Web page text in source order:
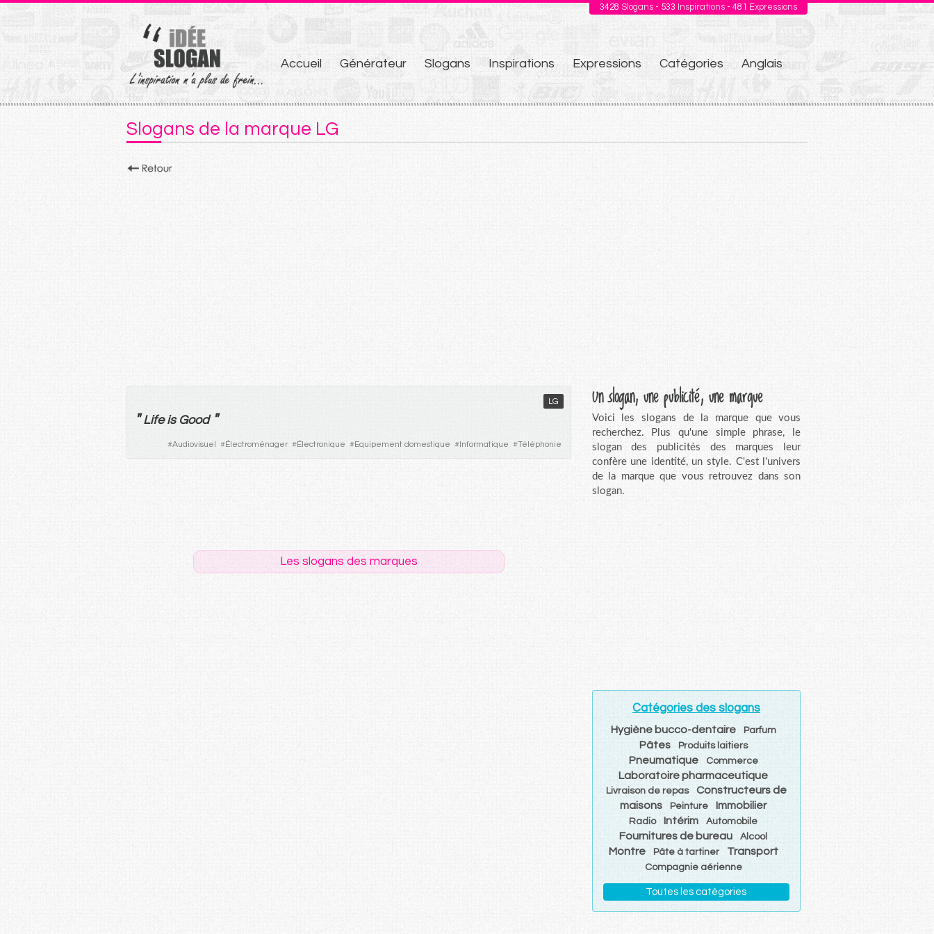
3428 Slogans - 533 Inspirations - 481 Expressions
Aller
au
contenu
Accueil Générateur Slogans Inspirations Expressions Catégories Anglais
Slogans de la marque LG
LG
"Life is Good "
#Audiovisuel #Électroménager #Électronique #Equipement domestique #Informatique #Téléphonie
Les slogans des marques
Un slogan, une publicité, une marque
Voici les slogans de la marque que vous
recherchez. Plus qu'une simple phrase, le
slogan des publicités des marques leur
confère une identité, un style. C'est l'univers
de la marque que vous retrouvez dans son
slogan.
Catégories des slogans
Hygiène bucco-dentaire Parfum
Pâtes Produits laitiers
Pneumatique Commerce
Laboratoire pharmaceutique
Livraison de repas
Constructeurs de
maisons
Peinture Immobilier
Radio Intérim Automobile
Fournitures de bureau Alcool
Montre Pâte à tartiner Transport
Compagnie aérienne
Toutes les catégories